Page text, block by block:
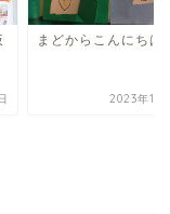
まどからこんにちは
2023年11